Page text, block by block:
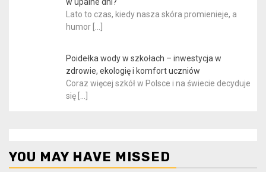
Lato to czas, kiedy nasza skóra promienieje, a
humor
Poidełka wody w szkołach – inwestycja w
zdrowie, ekologię i komfort uczniów
Coraz więcej szkół w Polsce i na świecie decyduje
się […]
YOU MAY HAVE MISSED